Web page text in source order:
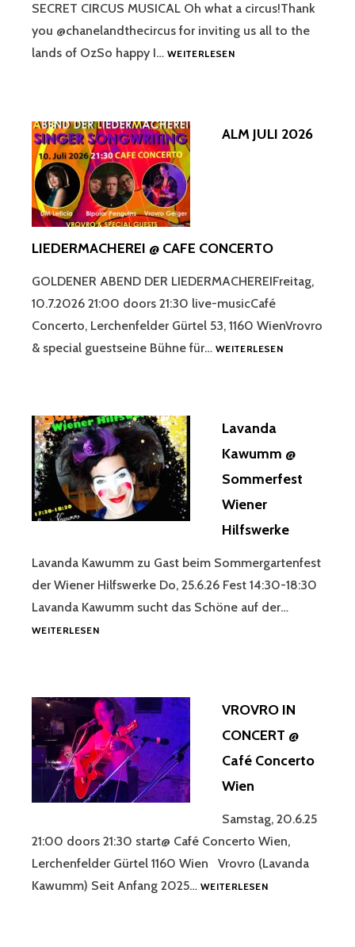
SECRET CIRCUS MUSICAL Oh what a circus!Thank
you @chanelandthecircus for inviting us all to the
lands of OzSo happy I… WEITERLESENSECRET
WIEN
ALM JULI 2026
LIEDERMACHEREI @ CAFE CONCERTO
GOLDENER ABEND DER LIEDERMACHEREIFreitag,
10.7.2026 21:00 doors 21:30 live-musicCafé
Concerto, Lerchenfelder Gürtel 53, 1160 WienVrovro
& special guestseine Bühne für… WEITERLESENALM
Lavanda
Kawumm @
Sommerfest
Wiener
Hilfswerke
Lavanda Kawumm zu Gast beim Sommergartenfest
der Wiener Hilfswerke Do, 25.6.26 Fest 14:30-18:30
Lavanda Kawumm sucht das Schöne auf der…
WEITERLESENLAVANDA
HILFSWERKE
VROVRO IN
CONCERT @
Café Concerto
Wien
Samstag, 20.6.25
21:00 doors 21:30 start@ Café Concerto Wien,
Lerchenfelder Gürtel 1160 Wien Vrovro (Lavanda
Kawumm) Seit Anfang 2025… WEITERLESENVROVRO